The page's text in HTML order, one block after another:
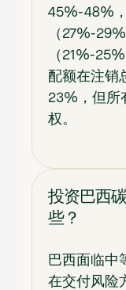
45%-48%
（27%-
（21%-
配额在注销
23%，但所
权。
投资巴西
些？
巴西面临中
在交付风险